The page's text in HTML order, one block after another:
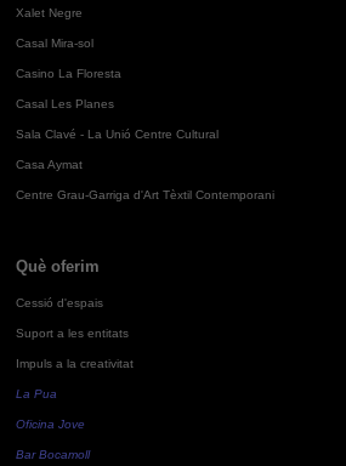
Xalet Negre
Casal Mira-sol
Casino La Floresta
Casal Les Planes
Sala Clavé - La Unió Centre Cultural
Casa Aymat
Centre Grau-Garriga d'Art Tèxtil Contemporani
Què oferim
Cessió d'espais
Suport a les entitats
Impuls a la creativitat
La Pua
Oficina Jove
Bar Bocamoll